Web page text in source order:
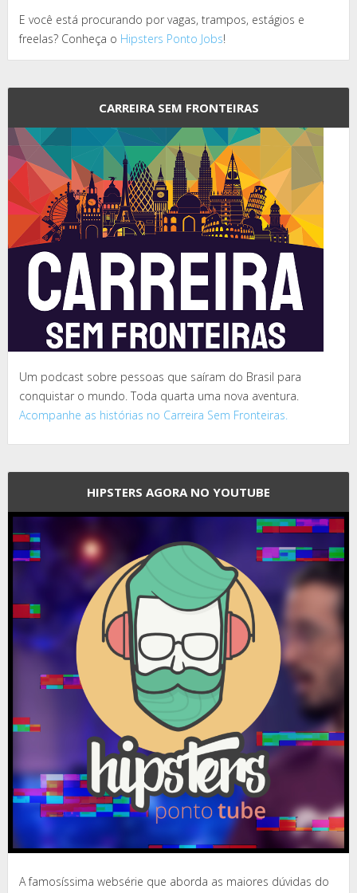
E você está procurando por vagas, trampos, estágios e
freelas? Conheça o Hipsters Ponto Jobs!
CARREIRA SEM FRONTEIRAS
Um podcast sobre pessoas que saíram do Brasil para
conquistar o mundo. Toda quarta uma nova aventura.
Acompanhe as histórias no Carreira Sem Fronteiras.
HIPSTERS AGORA NO YOUTUBE
A famosíssima websérie que aborda as maiores dúvidas do